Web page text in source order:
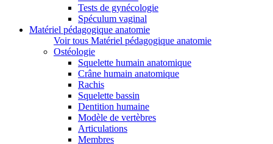
Tests de gynécologie
Spéculum vaginal
Matériel pédagogique anatomie
Voir tous Matériel pédagogique anatomie
Ostéologie
Squelette humain anatomique
Crâne humain anatomique
Rachis
Squelette bassin
Dentition humaine
Modèle de vertèbres
Articulations
Membres